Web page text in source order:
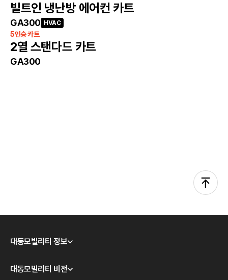
빌트인 냉난방 에어컨 카트
GA300 HVAC
5인승 카트
2열 스탠다드 카트
GA300
대동모빌리티 정보
회사소개
대동모빌리티 비전